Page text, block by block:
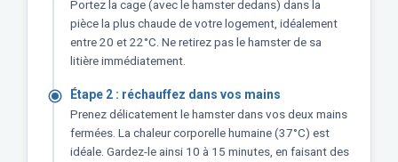
Portez la cage (avec le hamster dedans) dans la
pièce la plus chaude de votre logement, idéalement
entre 20 et 22°C. Ne retirez pas le hamster de sa
litière immédiatement.
Étape 2 : réchauffez dans vos mains
Prenez délicatement le hamster dans vos deux mains
fermées. La chaleur corporelle humaine (37°C) est
idéale. Gardez-le ainsi 10 à 15 minutes, en faisant des